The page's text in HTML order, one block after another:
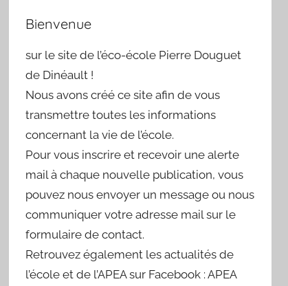
Bienvenue
sur le site de l’éco-école Pierre Douguet
de Dinéault !
Nous avons créé ce site afin de vous
transmettre toutes les informations
concernant la vie de l’école.
Pour vous inscrire et recevoir une alerte
mail à chaque nouvelle publication, vous
pouvez nous envoyer un message ou nous
communiquer votre adresse mail sur le
formulaire de contact.
Retrouvez également les actualités de
l’école et de l’APEA sur Facebook : APEA